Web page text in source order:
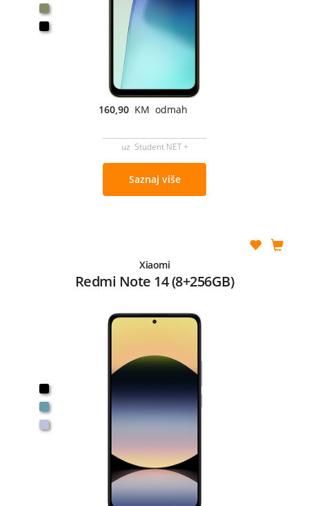
160,90 KM odmah
uz Student NET +
Saznaj više
Xiaomi
Redmi Note 14 (8+256GB)